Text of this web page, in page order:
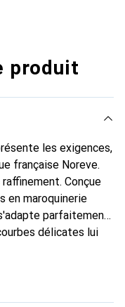
produit
les exigences,
française Noreve.
Conçue
en maroquinerie
parfaitement
délicates lui
votre smartphone.
choix sûr pour une